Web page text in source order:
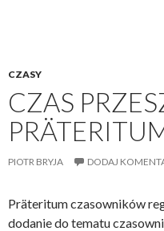
CZASY
CZAS
PIOTR BRYJA DODAJ
Präteritum czasowników
dodanie do tematu